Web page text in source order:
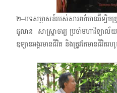
២–បទសម្ភាសន៍របស់សារពត៌មានអ៊ីឡិចត្
ជូលាន ​សាស្ត្រាចារ្យ ប្រចាំ​មហាវិទ្យា
ឧទ្យានអង្គរមានជីវិត និងត្រូវតែមានជីវិតរ